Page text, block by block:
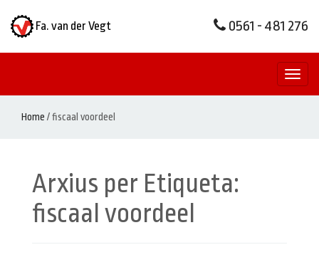
Fa. van der Vegt 0561 - 481 276
Home /fiscaal voordeel
Arxius per Etiqueta:
fiscaal voordeel